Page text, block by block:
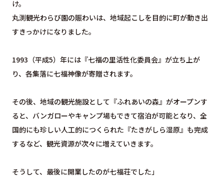
け。
丸渕観光わらび園の賑わいは、地域起こしを目的に町が動き出
すきっかけになりました。
1993（平成5）年には『七福の里活性化委員会』が立ち上が
り、各集落に七福神像が寄贈されます。
その後、地域の観光施設として『ふれあいの森』がオープンす
ると、バンガローやキャンプ場もできて宿泊が可能となり、全
国的にも珍しい人工的につくられた『たきがしら湿原』も完成
するなど、観光資源が次々に増えていきます。
そうして、最後に開業したのが七福荘でした」